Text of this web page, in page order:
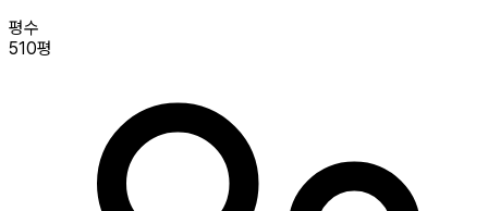
평수
510평